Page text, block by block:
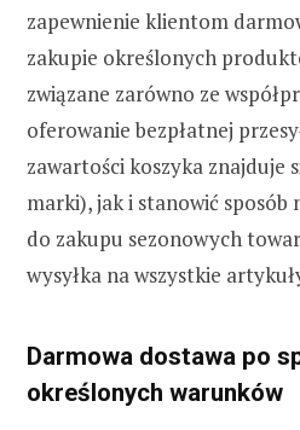
zapewnienie klientom
zakupie określonych
związane zarówno ze
oferowanie bezpłatnej
zawartości koszyka znajduje
marki), jak i stanowić sposób
do zakupu sezonowych
wysyłka na wszystkie
Darmowa dostawa po
określonych warunków